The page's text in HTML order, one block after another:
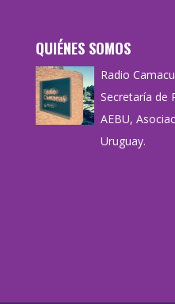
QUIÉNES SOMOS
Radio
Secretaría de
AEBU,
Uruguay.